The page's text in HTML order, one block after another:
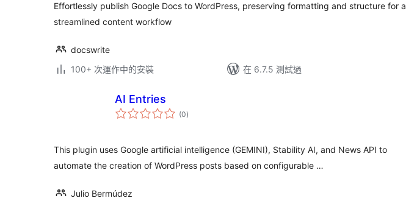
Effortlessly publish Google Docs to WordPress, preserving formatting and structure for a
streamlined content workflow
docswrite
100+ 次運作中的安裝
在 6.7.5 測試過
AI Entries
(0總
評)
This plugin uses Google artificial intelligence (GEMINI), Stability AI, and News API to
automate the creation of WordPress posts based on configurable …
Julio Bermúdez